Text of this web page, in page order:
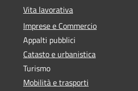
Vita lavorativa
Imprese e Commercio
Appalti pubblici
Catasto e urbanistica
Turismo
Mobilità e trasporti